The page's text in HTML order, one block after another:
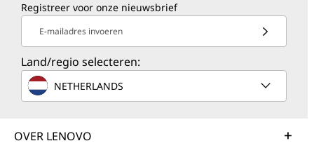
Registreer voor onze nieuwsbrief
E-mailadres invoeren
Land/regio selecteren:
NETHERLANDS
OVER LENOVO